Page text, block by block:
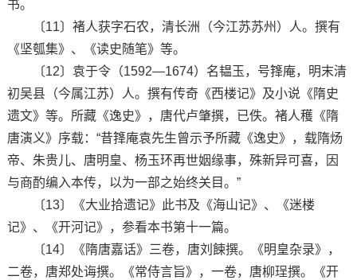
书。
〔11〕褚人获字石农，清长洲（今江苏苏州）人。撰有
《坚瓠集》、《读史随笔》等。
〔12〕袁于令（1592—1674）名韫玉，号箨庵，明末清
初吴县（今属江苏）人。撰有传奇《西楼记》及小说《隋史
遗文》等。所藏《逸史》，唐代卢肇撰，已佚。褚人穫《隋
唐演义》序载：“昔箨庵袁先生曾示予所藏《逸史》，载隋炀
帝、朱贵儿、唐明皇、杨玉环再世姻缘事，殊新异可喜，因
与商酌编入本传，以为一部之始终关目。”
〔13〕《大业拾遗记》此书及《海山记》、《迷楼
记》、《开河记》，参看本书第十一篇。
〔14〕《隋唐嘉话》三卷，唐刘餗撰。《明皇杂录》，
二卷，唐郑处诲撰。《常侍言旨》，一卷，唐柳珵撰。《开